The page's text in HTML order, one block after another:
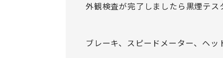
外観検査が完了しましたら黒煙テス
ブレーキ、スピードメーター、ヘッ